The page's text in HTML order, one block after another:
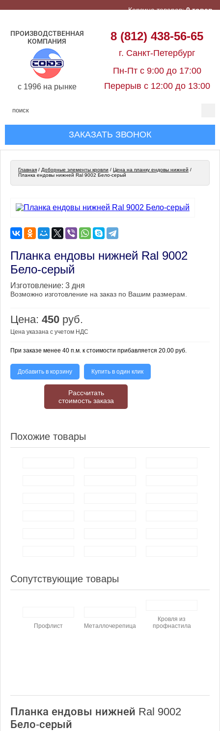
ПРОИЗВОДСТВЕННАЯ
КОМПАНИЯ
c 1996 на рынке
8 (812) 438-56-65
г. Санкт-Петербург
Пн-Пт с 9:00 до 17:00
Перерыв с 12:00 до 13:00
Корзина товаров:0 товар
ЗАКАЗАТЬ ЗВОНОК
Главная / Доборные элементы кровли / Цена на планку ендовы нижней /
Планка ендовы нижней Ral 9002 Бело-серый
Планка ендовы нижней Ral 9002
Бело-серый
Изготовление: 3 дня
Возможно изготовление на заказ по Вашим размерам.
Цена: 450 руб.
Цена указана с учетом НДС
При заказе менее 40 п.м. к стоимости прибавляется 20.00 руб.
Добавить в корзину Купить в один клик
Рассчитать
стоимость заказа
Похожие товары
Сопутствующие товары
Профлист Металлочерепица
Кровля из
профнастила
Планка ендовы нижней Ral 9002
Бело-серый